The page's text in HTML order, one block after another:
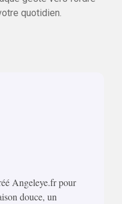
quotidien.
Angeleye.fr pour
douce, un